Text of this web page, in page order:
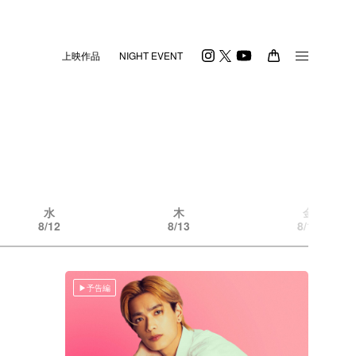
上映作品 NIGHT EVENT
水
8/12
木
8/13
金
8/14
予告編